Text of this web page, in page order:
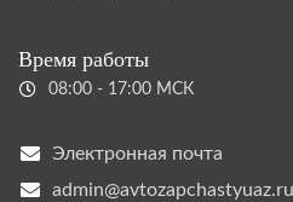
Время работы
08:00 - 17:00 МСК
Электронная почта
admin@avtozapchastyuaz.ru